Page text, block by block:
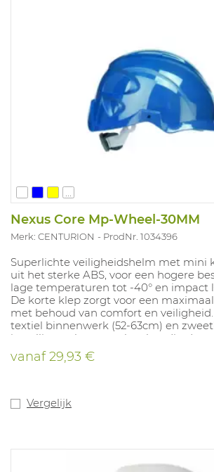
...
Nexus Core Mp-Wheel-30MM
Merk: CENTURION ProdNr. 1034396
Superlichte veiligheidshelm met mini
uit het sterke ABS, voor een hogere
lage temperaturen tot -40° en impact
De korte klep zorgt voor een
met behoud van comfort en
textiel binnenwerk (52-63cm) en
instelling gebeurt snel en handig d.m.v
Twist2fit draaiknop. Met Europees
opbouw van gehoor- en
lichtblauw, zwart, grijs, hiviz geel en
vanaf29,93 €
Vergelijk